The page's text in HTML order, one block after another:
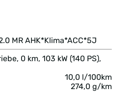
MR AHK*Klima*ACC*5J
0 km, 103 kW (140 PS),
10,0 l/100km
274,0 g/km